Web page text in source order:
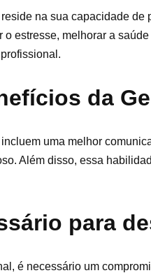
na sua capacidade
estresse, melhorar a
da
uma melhor
Além disso, essa
para
é necessário um